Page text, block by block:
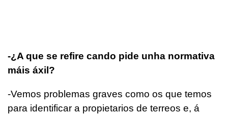
-¿A que se refire cando pide unha normativa
máis áxil?
-Vemos problemas graves como os que temos
para identificar a propietarios de terreos e, á